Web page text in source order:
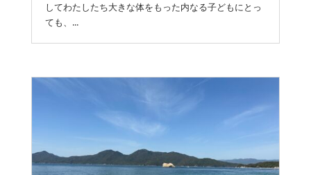
してわたしたち大きな体をもった内なる子どもにとっ
ても、...